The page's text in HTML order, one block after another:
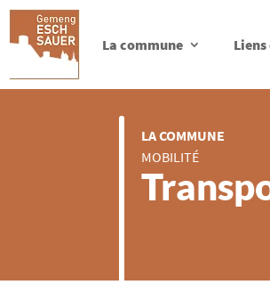
La commune
LA COMMUNE
MOBILITÉ